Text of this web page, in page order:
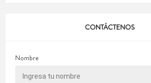
CONTÁCTENOS
Nombre